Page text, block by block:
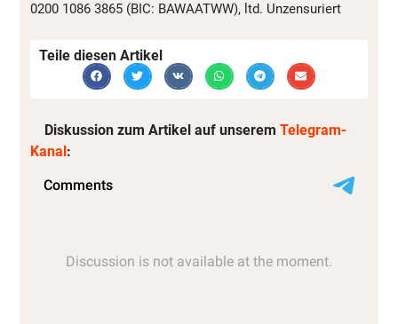
0200 1086 3865 (BIC: BAWAATWW), ltd. Unzensuriert
Teile diesen Artikel
Diskussion zum Artikel auf unserem Telegram-
Kanal: